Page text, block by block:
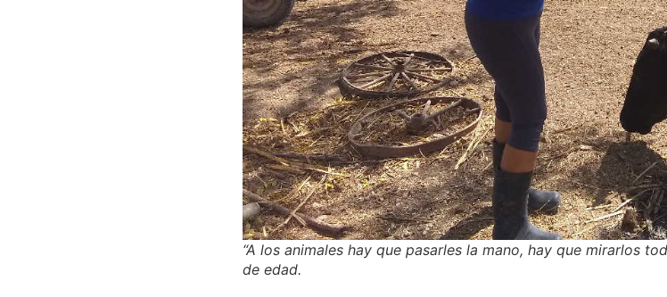
“A los animales hay que pasarles la mano, hay que mirarlos
de edad.